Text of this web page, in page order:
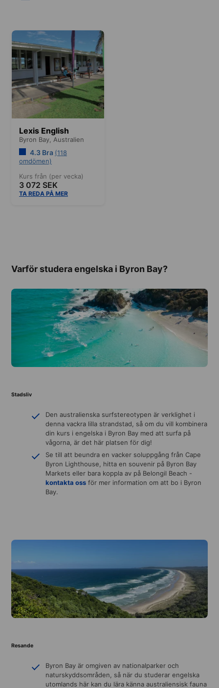
Lexis English
Byron Bay, Australien
4.3 Bra (118
omdömen)
Kurs från (per vecka)
3 072 SEK
TA REDA PÅ MER
Varför studera engelska i Byron Bay?
Stadsliv
Den australienska surfstereotypen är verklighet i
denna vackra lilla strandstad, så om du vill kombinera
din kurs i engelska i Byron Bay med att surfa på
vågorna, är det här platsen för dig!
Se till att beundra en vacker soluppgång från Cape
Byron Lighthouse, hitta en souvenir på Byron Bay
Markets eller bara koppla av på Belongil Beach -
kontakta oss för mer information om att bo i Byron
Bay.
Resande
Byron Bay är omgiven av nationalparker och
naturskyddsområden, så när du studerar engelska
utomlands här kan du lära känna australiensisk fauna